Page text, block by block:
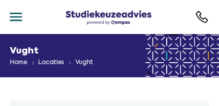
Vught
Home Locaties Vught